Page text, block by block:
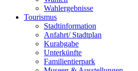
Wahlergebnisse
Tourismus
Stadtinformation
Anfahrt/ Stadtplan
Kurabgabe
Unterkünfte
Familientierpark